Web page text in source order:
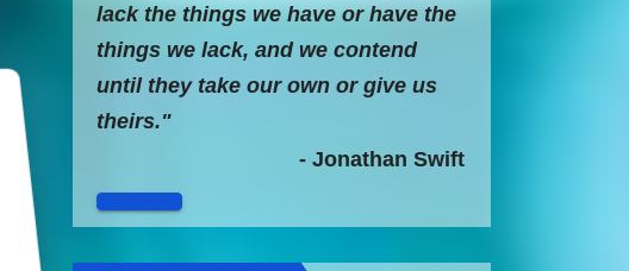
lack the things we have or have the
things we lack, and we contend
until they take our own or give us
theirs."
- Jonathan Swift